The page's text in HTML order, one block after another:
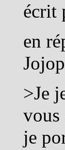
écrit
en
>Je
vous
je